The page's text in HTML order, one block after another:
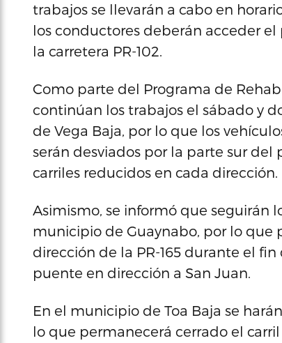
trabajos se llevarán a cabo en
los conductores deberán acceder
la carretera PR-102.
Como parte del Programa de
continúan los trabajos el sábado y
de Vega Baja, por lo que los
serán desviados por la parte sur
carriles reducidos en cada dirección.
Asimismo, se informó que seguirán
municipio de Guaynabo, por lo que
dirección de la PR-165 durante el
puente en dirección a San Juan.
En el municipio de Toa Baja se
lo que permanecerá cerrado el